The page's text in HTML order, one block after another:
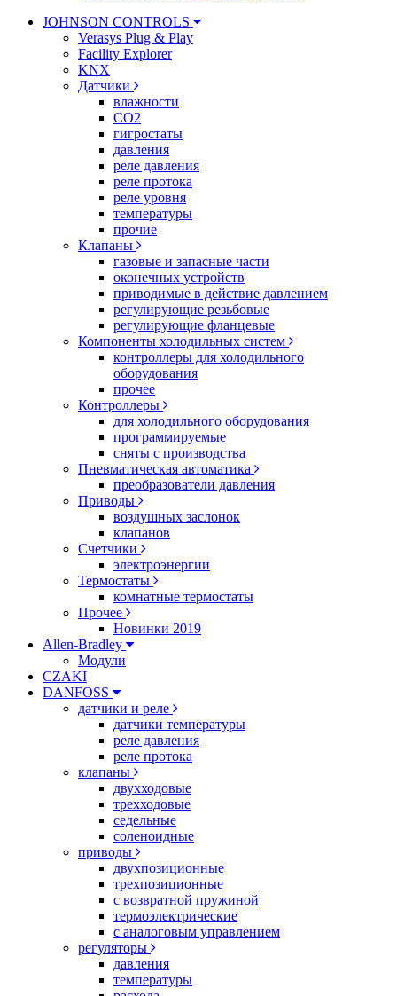
JOHNSON CONTROLS
Verasys Plug & Play
Facility Explorer
KNX
Датчики
влажности
CO2
гигростаты
давления
реле давления
реле протока
реле уровня
температуры
прочие
Клапаны
газовые и запасные части
оконечных устройств
приводимые в действие давлением
регулирующие резьбовые
регулирующие фланцевые
Компоненты холодильных систем
контроллеры для холодильного
оборудования
прочее
Контроллеры
для холодильного оборудования
программируемые
сняты с производства
Пневматическая автоматика
преобразователи давления
Приводы
воздушных заслонок
клапанов
Счетчики
электроэнергии
Термостаты
комнатные термостаты
Прочее
Новинки 2019
Allen-Bradley
Модули
CZAKI
DANFOSS
датчики и реле
датчики температуры
реле давления
реле протока
клапаны
двухходовые
трехходовые
седельные
соленоидные
приводы
двухпозиционные
трехпозиционные
с возвратной пружиной
термоэлектрические
с аналоговым управлением
регуляторы
давления
температуры